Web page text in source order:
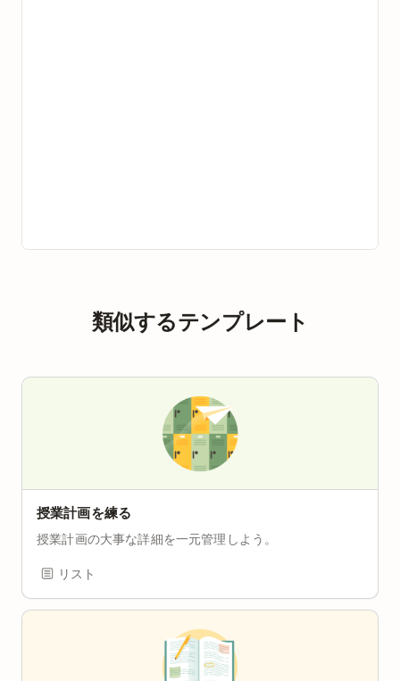
類似するテンプレート
授業計画を練る
授業計画の大事な詳細を一元管理しよう。
リスト